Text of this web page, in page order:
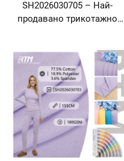
SH2026030705 – Най-
продавано трикотажно
приятно за кожата,
устойчиво на образуване
на гънки, състав: 92,2 %
вискоза, 7,8 % спандекс –
за яки, маншети и долни
ръбове на тениски